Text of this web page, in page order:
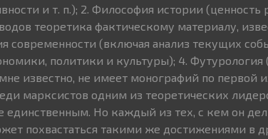
и т. п.); 2. Философия истории (ценность
теоретика фактическому материалу,
современности (включая анализ текущих
политики и культуры); 4. Футурология
известно, не имеет монографий по первой
марксистов одним из теоретических
единственным. Но каждый из тех, с кем он
похвастаться такими же достижениями в